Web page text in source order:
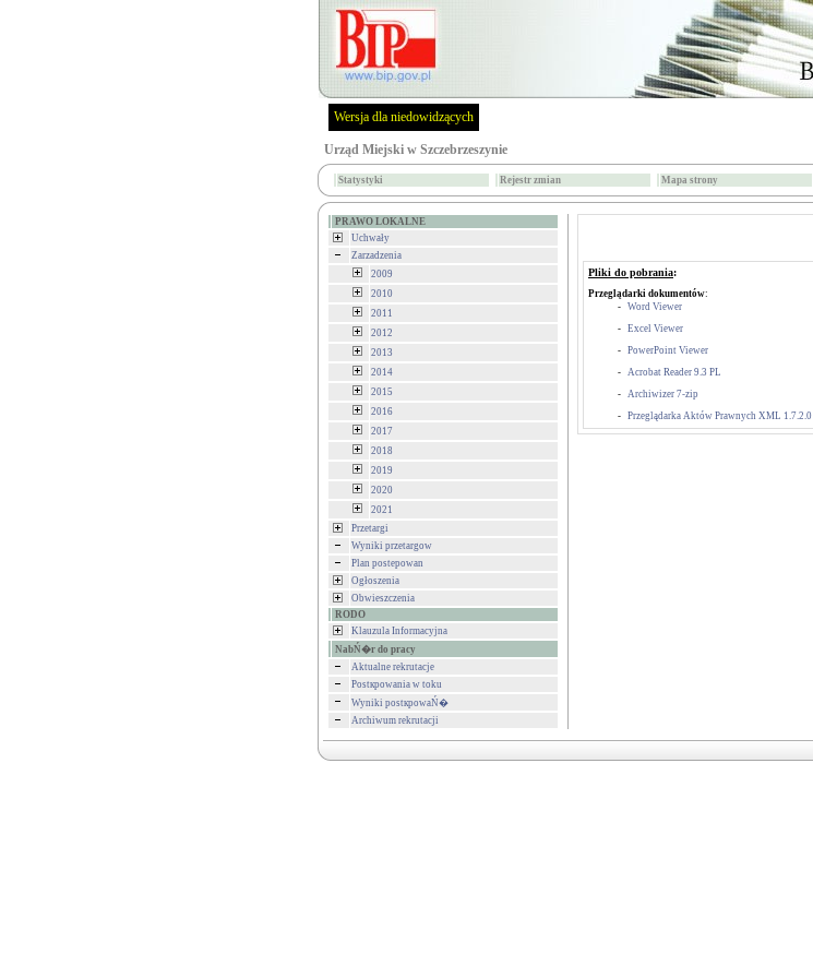
Wersja dla niedowidzących
Urząd Miejski w Szczebrzeszynie
Statystyki Rejestr zmian Mapa strony
PRAWO LOKALNE
Uchwały
Zarzadzenia
2009
2010
2011
2012
2013
2014
2015
2016
2017
2018
2019
2020
2021
Przetargi
Wyniki przetargow
Plan postepowan
Ogłoszenia
Obwieszczenia
RODO
Klauzula Informacyjna
NabŃ�r do pracy
Aktualne rekrutacje
Postкpowania w toku
Wyniki postкpowaŃ�
Archiwum rekrutacji
Pliki do pobrania:
Przeglądarki dokumentów:
- Word Viewer
- Excel Viewer
- PowerPoint Viewer
- Acrobat Reader 9.3 PL
- Archiwizer 7-zip
- Przeglądarka Aktów Prawnych XML 1.7.2.0